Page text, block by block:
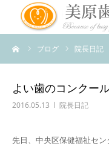
ブログ 院長日記
よい歯のコンクー
2016.05.13 院長日記
先日、中央区保健福祉セ
医院のコンセプト
診療案内